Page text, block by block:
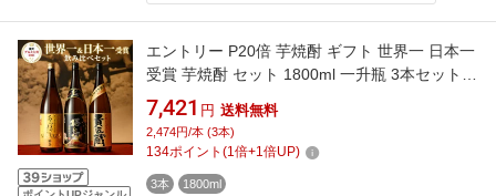
エントリー P20倍 芋焼酎 ギフト 世界一 日本一
受賞 芋焼酎 セット 1800ml 一升瓶 3本セット
専用箱入り / 送料無料 お中元 焼酎 飲み比べ セ
ット メッセージカード ラッピング 対応無料 芋
焼酎 内祝い 結婚祝い お中元 誕生日 男性 ギフ
7,421 円 送料無料
2,474円/本 (3本)
134ポイント (1倍+1倍UP)
3本 1800ml